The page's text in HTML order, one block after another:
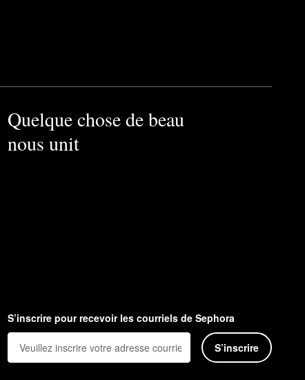
Quelque chose de beau
nous unit
S’inscrire pour recevoir les courriels de Sephora
S’inscrire